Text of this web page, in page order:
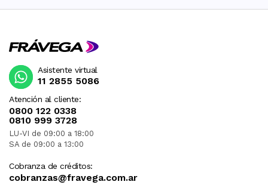
Atención al cliente:
0800 122 0338
0810 999 3728
LU-VI de 09:00 a 18:00
SA de 09:00 a 13:00
Cobranza de créditos:
cobranzas@fravega.com.ar
Asistente virtual
11 2855 5086